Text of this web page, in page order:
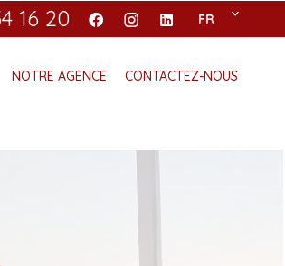
16 20 FR
NOTRE AGENCE CONTACTEZ-NOUS